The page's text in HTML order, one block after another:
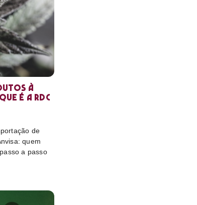
à
é a RDC
de
quem
a passo